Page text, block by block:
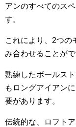
アンのすべてのス
す。
これにより、2つの
み合わせることがで
熟練したボールス
もロングアイアン
要があります。
伝統的な、ロフト